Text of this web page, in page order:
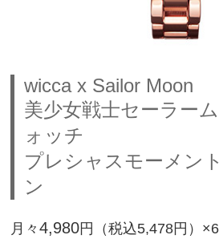
wicca x Sailor Moon
美少女戦士セーラー
ォッチ
プレシャスモーメン
ン
月々4,980円（税込5,478円）